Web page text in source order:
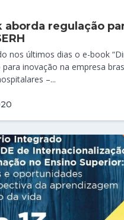
aborda regulação
nos últimos dias o e-book
para inovação na empresa
–...